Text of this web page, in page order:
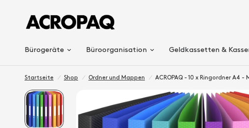
Bürogeräte Büroorganisation Geldkassetten &
Startseite / Shop / Ordner und Mappen / ACROPAQ - 10 x Ringordner A4